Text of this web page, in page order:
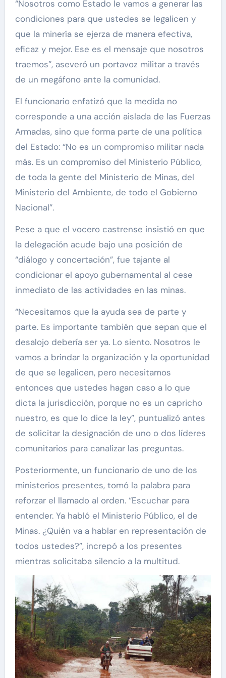
“Nosotros como Estado le vamos a generar las
condiciones para que ustedes se legalicen y
que la minería se ejerza de manera efectiva,
eficaz y mejor. Ese es el mensaje que nosotros
traemos”, aseveró un portavoz militar a través
de un megáfono ante la comunidad.
El funcionario enfatizó que la medida no
corresponde a una acción aislada de las Fuerzas
Armadas, sino que forma parte de una política
del Estado: “No es un compromiso militar nada
más. Es un compromiso del Ministerio Público,
de toda la gente del Ministerio de Minas, del
Ministerio del Ambiente, de todo el Gobierno
Nacional”.
Pese a que el vocero castrense insistió en que
la delegación acude bajo una posición de
“diálogo y concertación”, fue tajante al
condicionar el apoyo gubernamental al cese
inmediato de las actividades en las minas.
“Necesitamos que la ayuda sea de parte y
parte. Es importante también que sepan que el
desalojo debería ser ya. Lo siento. Nosotros le
vamos a brindar la organización y la oportunidad
de que se legalicen, pero necesitamos
entonces que ustedes hagan caso a lo que
dicta la jurisdicción, porque no es un capricho
nuestro, es que lo dice la ley”, puntualizó antes
de solicitar la designación de uno o dos líderes
comunitarios para canalizar las preguntas.
Posteriormente, un funcionario de uno de los
ministerios presentes, tomó la palabra para
reforzar el llamado al orden. “Escuchar para
entender. Ya habló el Ministerio Público, el de
Minas. ¿Quién va a hablar en representación de
todos ustedes?”, increpó a los presentes
mientras solicitaba silencio a la multitud.